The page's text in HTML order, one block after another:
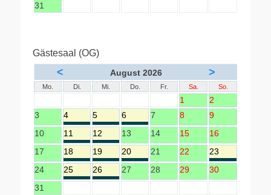
31
Gästesaal (OG)
< August 2026 >
Mo. Di. Mi. Do. Fr. Sa. So.
1
2
3
4 5 6 7 8
9
10
11 12 13 14 15
16
17
18 19 20 21 22
23
24
25 26 27 28 29
30
31